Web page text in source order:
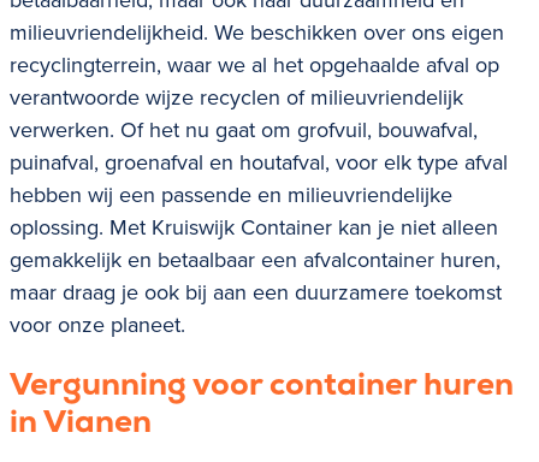
milieuvriendelijkheid. We beschikken over ons eigen
recyclingterrein, waar we al het opgehaalde afval op
verantwoorde wijze recyclen of milieuvriendelijk
verwerken. Of het nu gaat om grofvuil, bouwafval,
puinafval, groenafval en houtafval, voor elk type afval
hebben wij een passende en milieuvriendelijke
oplossing. Met Kruiswijk Container kan je niet alleen
gemakkelijk en betaalbaar een afvalcontainer huren,
maar draag je ook bij aan een duurzamere toekomst
voor onze planeet.
Vergunning voor container huren
in Vianen